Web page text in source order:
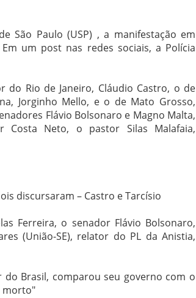
São Paulo (USP) , a manifestação em
um post nas redes sociais, a Polícia
Rio de Janeiro, Cláudio Castro, o de
Jorginho Mello, e o de Mato Grosso,
Flávio Bolsonaro e Magno Malta,
Costa Neto, o pastor Silas Malafaia,
discursaram – Castro e Tarcísio
Ferreira, o senador Flávio Bolsonaro,
(União-SE), relator do PL da Anistia,
Brasil, comparou seu governo com o
morto"